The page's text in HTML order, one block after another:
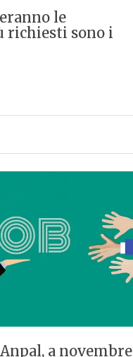
le
richiesti sono i
a novembre